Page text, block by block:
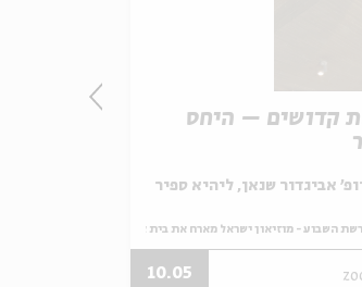
קדושים – היחס
השבוע - מוזיאון ישראל מארח את בית אבי חי
10.05